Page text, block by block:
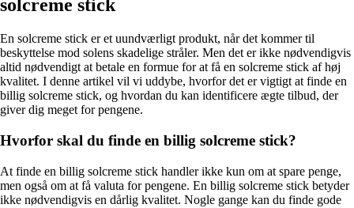
solcreme stick
En solcreme stick er et uundværligt produkt, når det kommer til
beskyttelse mod solens skadelige stråler. Men det er ikke nødvendigvis
altid nødvendigt at betale en formue for at få en solcreme stick af høj
kvalitet. I denne artikel vil vi uddybe, hvorfor det er vigtigt at finde en
billig solcreme stick, og hvordan du kan identificere ægte tilbud, der
giver dig meget for pengene.
Hvorfor skal du finde en billig solcreme stick?
At finde en billig solcreme stick handler ikke kun om at spare penge,
men også om at få valuta for pengene. En billig solcreme stick betyder
ikke nødvendigvis en dårlig kvalitet. Nogle gange kan du finde gode